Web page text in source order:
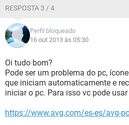
RESPOSTA 3 / 4
Perfil bloqueado
16 out 2013 às 05:30
Oi tudo bom?
Pode ser um problema do pc,
que iniciam automaticamente e
iniciar o pc. Para isso vc pode usar
https://www.avg.com/es-es/avg-